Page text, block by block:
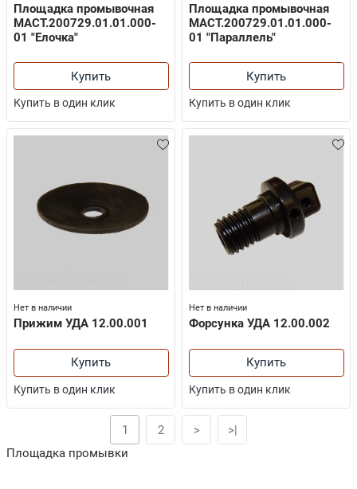
Площадка промывочная
МАСТ.200729.01.01.000-
01 "Елочка"
Купить
Купить в один клик
Площадка промывочная
МАСТ.200729.01.01.000-
01 "Параллель"
Купить
Купить в один клик
Нет в наличии
Прижим УДА 12.00.001
Купить
Купить в один клик
Нет в наличии
Форсунка УДА 12.00.002
Купить
Купить в один клик
1 2 >
>|
Площадка промывки